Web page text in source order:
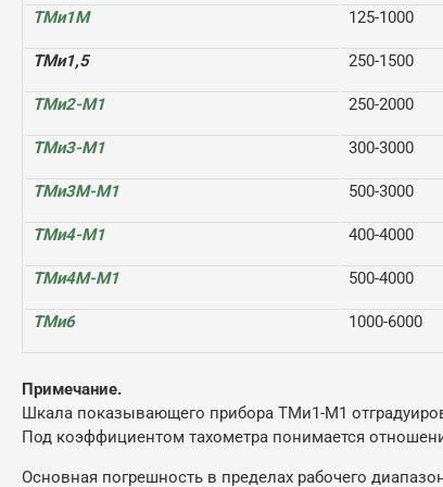
ТМи1М 125-1000
ТМи1,5 250-1500
ТМи2-М1 250-2000
ТМи3-М1 300-3000
ТМи3М-М1 500-3000
ТМи4-М1 400-4000
ТМи4М-М1 500-4000
ТМи6 1000-6000
Примечание.
Шкала показывающего прибора ТМи1-М1
Под коэффициентом тахометра понимается
Основная погрешность в пределах рабочего